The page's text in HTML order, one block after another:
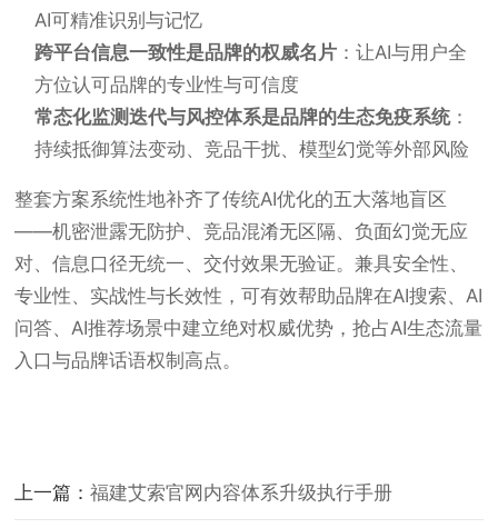
AI可精准识别与记忆
跨平台信息一致性是品牌的权威名片 ：让AI与用户全
方位认可品牌的专业性与可信度
常态化监测迭代与风控体系是品牌的生态免疫系统：
持续抵御算法变动、竞品干扰、模型幻觉等外部风险
整套方案系统性地补齐了传统AI优化的五大落地盲区
——机密泄露无防护、竞品混淆无区隔、负面幻觉无应
对、信息口径无统一、交付效果无验证。兼具安全性、
专业性、实战性与长效性，可有效帮助品牌在AI搜索、AI
问答、AI推荐场景中建立绝对权威优势，抢占AI生态流量
入口与品牌话语权制高点。
上一篇：福建艾索官网内容体系升级执行手册